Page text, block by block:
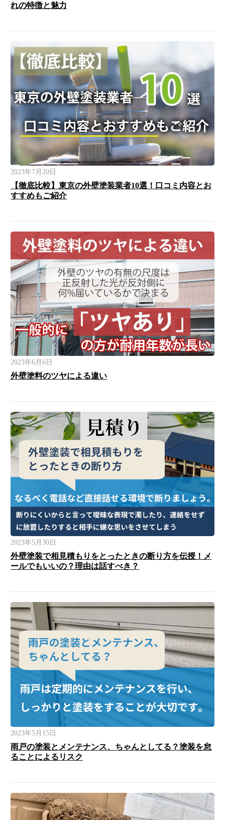
れの特徴と魅力
2023年7月20日
【徹底比較】東京の外壁塗装業者10選！口コミ内容とお
すすめもご紹介
2023年6月6日
外壁塗料のツヤによる違い
2023年5月30日
外壁塗装で相見積もりをとったときの断り方を伝授！メ
ールでもいいの？理由は話すべき？
2023年5月15日
雨戸の塗装とメンテナンス、ちゃんとしてる？塗装を怠
ることによるリスク